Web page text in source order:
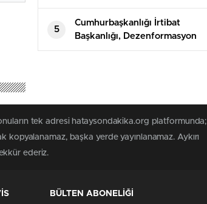
Yargıtay’ın Can Atalay kararına
reaksiyon gösterdi
5
Cumhurbaşkanlığı İrtibat
Başkanlığı, Dezenformasyon
Bülteni’nin 81. sayısını
tek adresi hataysondakika.org platformunda;
başka yerde yayınlanamaz. Aykırı
ederiz.
BÜLTEN ABONELİĞİ